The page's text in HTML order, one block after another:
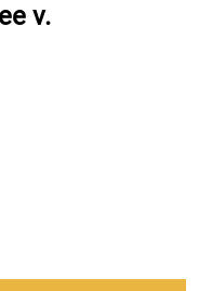
v.